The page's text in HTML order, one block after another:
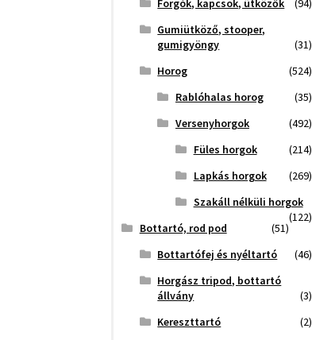
Forgók, kapcsok, ütközők
(94)
Gumiütköző, stooper,
gumigyöngy
(31)
Horog
(524)
Rablóhalas horog
(35)
Versenyhorgok
(492)
Füles horgok
(214)
Lapkás horgok
(269)
Szakáll nélküli horgok
(122)
Bottartó, rod pod
(51)
Bottartófej és nyéltartó
(46)
Horgász tripod, bottartó
állvány
(3)
Kereszttartó
(2)